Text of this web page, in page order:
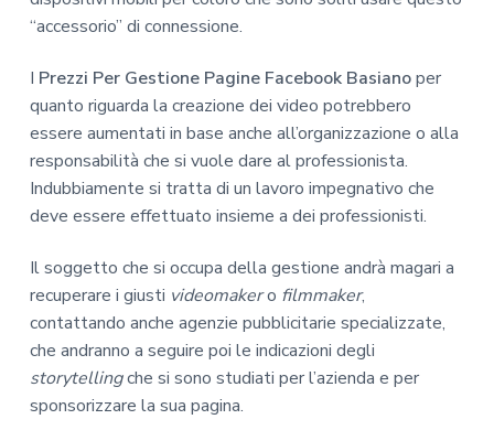
“accessorio” di connessione.
I Prezzi Per Gestione Pagine Facebook Basianoper
quanto riguarda la creazione dei video potrebbero
essere aumentati in base anche all’organizzazione o alla
responsabilità che si vuole dare al professionista.
Indubbiamente si tratta di un lavoro impegnativo che
deve essere effettuato insieme a dei professionisti.
Il soggetto che si occupa della gestione andrà magari a
recuperare i giusti videomakero filmmaker,
contattando anche agenzie pubblicitarie specializzate,
che andranno a seguire poi le indicazioni degli
storytellingche si sono studiati per l’azienda e per
sponsorizzare la sua pagina.